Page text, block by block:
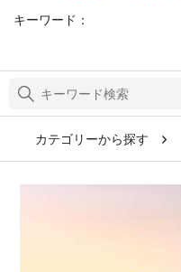
キーワード：
カテゴリーから探す